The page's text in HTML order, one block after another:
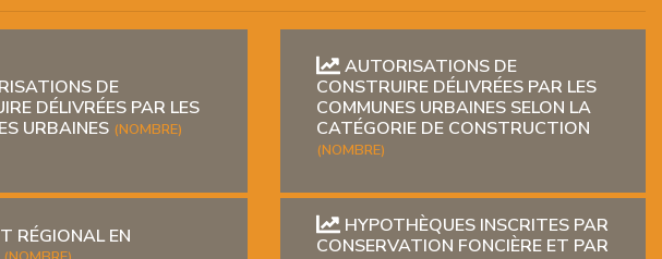
DE
DÉLIVRÉES PAR LES
URBAINES (NOMBRE)
AUTORISATIONS DE
CONSTRUIRE DÉLIVRÉES PAR LES
COMMUNES URBAINES SELON LA
CATÉGORIE DE CONSTRUCTION
(NOMBRE)
RÉGIONAL EN
HYPOTHÈQUES INSCRITES PAR
CONSERVATION FONCIÈRE ET PAR